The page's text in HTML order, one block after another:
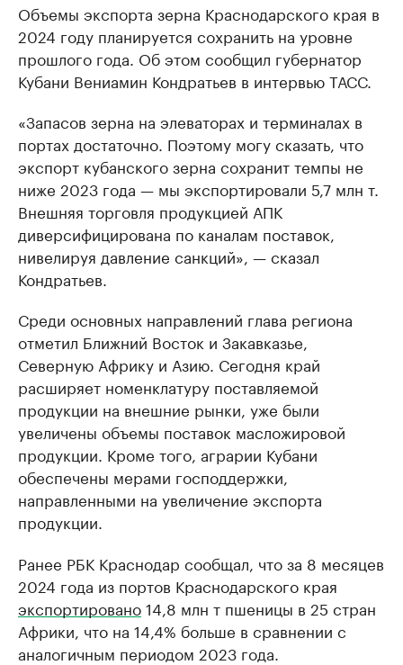
Объемы экспорта зерна Краснодарского края в
2024 году планируется сохранить на уровне
прошлого года. Об этом сообщил губернатор
Кубани Вениамин Кондратьев в интервью ТАСС.
«Запасов зерна на элеваторах и терминалах в
портах достаточно. Поэтому могу сказать, что
экспорт кубанского зерна сохранит темпы не
ниже 2023 года — мы экспортировали 5,7 млн т.
Внешняя торговля продукцией АПК
диверсифицирована по каналам поставок,
нивелируя давление санкций», — сказал
Кондратьев.
Среди основных направлений глава региона
отметил Ближний Восток и Закавказье,
Северную Африку и Азию. Сегодня край
расширяет номенклатуру поставляемой
продукции на внешние рынки, уже были
увеличены объемы поставок масложировой
продукции. Кроме того, аграрии Кубани
обеспечены мерами господдержки,
направленными на увеличение экспорта
продукции.
Ранее РБК Краснодар сообщал, что за 8 месяцев
2024 года из портов Краснодарского края
экспортировано14,8 млн т пшеницы в 25 стран
Африки, что на 14,4% больше в сравнении с
аналогичным периодом 2023 года.